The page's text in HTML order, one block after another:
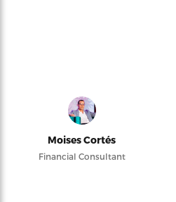
Moises Cortés
Financial Consultant